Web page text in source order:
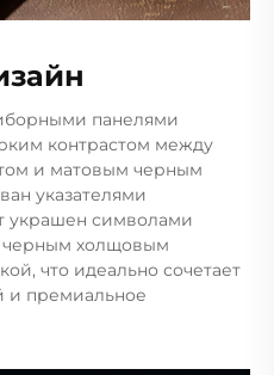
панелями
контрастом между
и матовым черным
указателями
украшен символами
черным холщовым
что идеально сочетает
и премиальное